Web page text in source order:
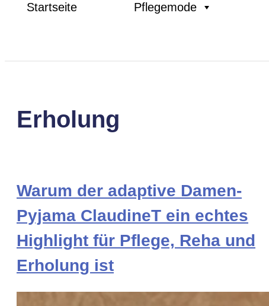
Startseite Pflegemode
Erholung
Warum der adaptive Damen-
Pyjama ClaudineT ein echtes
Highlight für Pflege, Reha und
Erholung ist